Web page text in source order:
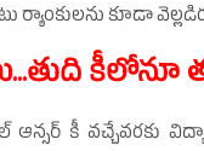
కూడా
కీలోనూ
కీ వచ్చేవరకు